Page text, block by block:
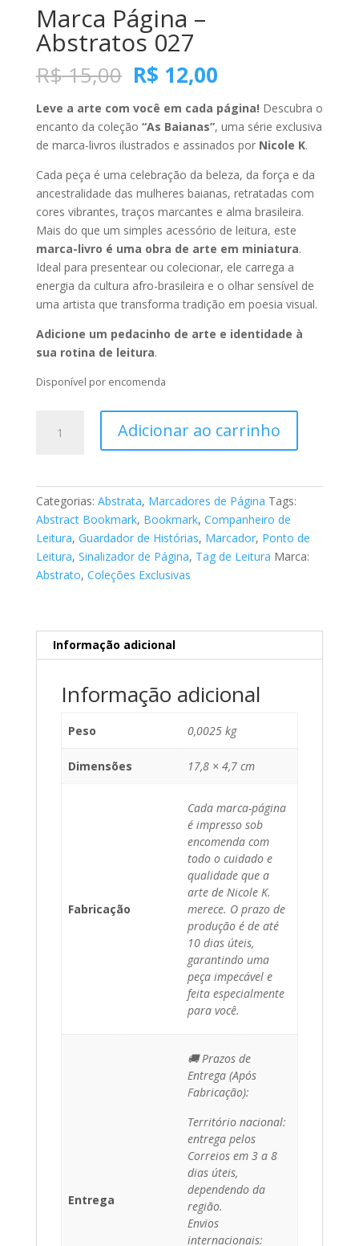
Marca Página –
Abstratos 027
R$15,00 O
preço
original
era:
R$ 15,00.
R$ 12,00O
atual
é:
R$ 12,00.
Leve a arte com você em cada página! Descubra o
encanto da coleção “As Baianas”, uma série exclusiva
de marca-livros ilustrados e assinados por Nicole K.
Cada peça é uma celebração da beleza, da força e da
ancestralidade das mulheres baianas, retratadas com
cores vibrantes, traços marcantes e alma brasileira.
Mais do que um simples acessório de leitura, este
marca-livro é uma obra de arte em miniatura.
Ideal para presentear ou colecionar, ele carrega a
energia da cultura afro-brasileira e o olhar sensível de
uma artista que transforma tradição em poesia visual.
Adicione um pedacinho de arte e identidade à
sua rotina de leitura.
Disponível por encomenda
Página
quantidade
Adicionar ao carrinho
Categorias: Abstrata, Marcadores de Página Tags:
Abstract Bookmark, Bookmark, Companheiro de
Leitura, Guardador de Histórias, Marcador, Ponto de
Leitura, Sinalizador de Página, Tag de Leitura Marca:
Abstrato, Coleções Exclusivas
Informação adicional
Informação adicional
Peso 0,0025 kg
Dimensões 17,8 × 4,7 cm
Fabricação
Cada marca-página
é impresso sob
encomenda com
todo o cuidado e
qualidade que a
arte de Nicole K.
merece. O prazo de
produção é de até
10 dias úteis,
garantindo uma
peça impecável e
feita especialmente
para você.
Entrega
🚚 Prazos de
Entrega (Após
Fabricação):
Território nacional:
entrega pelos
Correios em 3 a 8
dias úteis,
dependendo da
região.
Envios
internacionais: